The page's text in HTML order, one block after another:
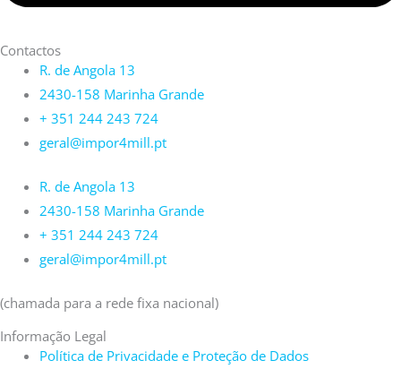
Contactos
R. de Angola 13
2430-158 Marinha Grande
+ 351 244 243 724
geral@impor4mill.pt
R. de Angola 13
2430-158 Marinha Grande
+ 351 244 243 724
geral@impor4mill.pt
(chamada para a rede fixa nacional)
Informação Legal
Política de Privacidade e Proteção de Dados